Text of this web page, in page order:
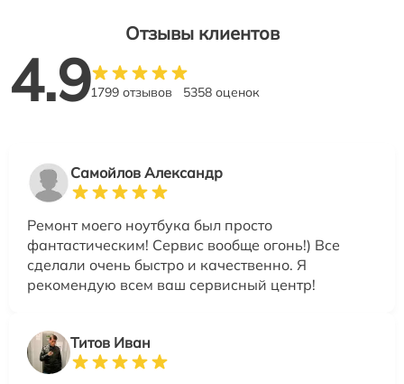
Отзывы клиентов
4.91799 отзывов 5358 оценок
Самойлов Александр
Ремонт моего ноутбука был просто
фантастическим! Сервис вообще огонь!) Все
сделали очень быстро и качественно. Я
рекомендую всем ваш сервисный центр!
Титов Иван